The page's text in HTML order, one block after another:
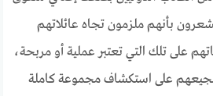
بأنهم ملزمون تجاه عائلاتهم
على تلك التي تعتبر عملية أو مربحة،
على استكشاف مجموعة كاملة